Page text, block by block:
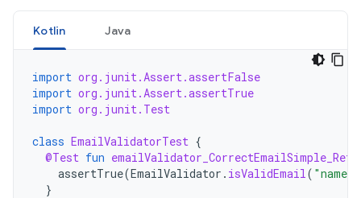
Kotlin Java
import org.junit.Assert.assertFalse
import org.junit.Assert.assertTrue
import org.junit.Test
class EmailValidatorTest {
@Test fun
assertTrue(EmailValidator . isValidEmail(
}